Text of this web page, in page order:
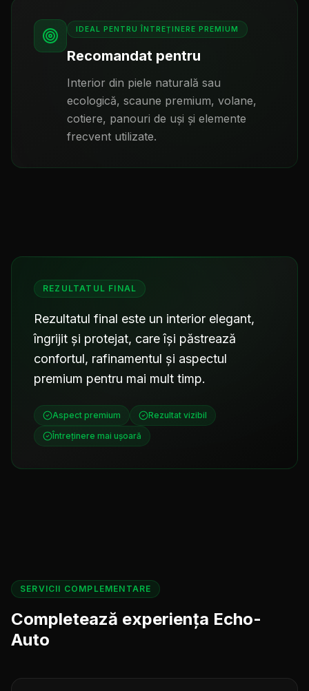
IDEAL PENTRU ÎNTREȚINERE PREMIUM
Recomandat pentru
Interior din piele naturală sau
ecologică, scaune premium, volane,
cotiere, panouri de uși și elemente
frecvent utilizate.
REZULTATUL FINAL
Rezultatul final este un interior elegant,
îngrijit și protejat, care își păstrează
confortul, rafinamentul și aspectul
premium pentru mai mult timp.
Aspect premium
Rezultat vizibil
Întreținere mai ușoară
SERVICII COMPLEMENTARE
Completează experiența Echo-
Auto